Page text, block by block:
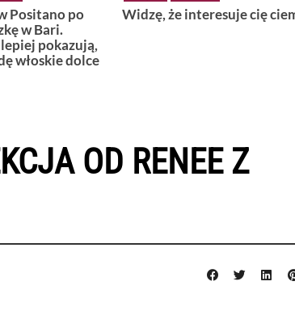
cię ciemność Wiedźmy z Vardø
OD RENEE Z